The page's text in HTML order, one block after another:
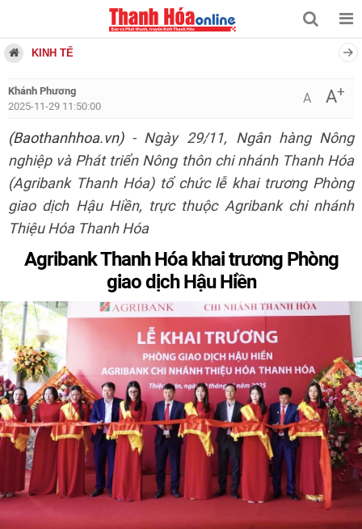
KINH TẾ
Khánh Phương
2025-11-29 11:50:00
A A+
(Baothanhhoa.vn)- Ngày 29/11, Ngân hàng Nông
nghiệp và Phát triển Nông thôn chi nhánh Thanh Hóa
(Agribank Thanh Hóa) tổ chức lễ khai trương Phòng
giao dịch Hậu Hiền, trực thuộc Agribank chi nhánh
Thiệu Hóa Thanh Hóa
Agribank Thanh Hóa khai trương Phòng
giao dịch Hậu Hiền